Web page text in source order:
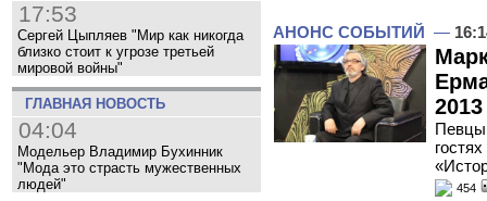
17:53
Сергей Цыпляев "Мир как никогда
близко стоит к угрозе третьей
мировой войны"
ГЛАВНАЯ НОВОСТЬ
04:04
Модельер Владимир Бухинник
"Мода это страсть мужественных
людей"
АНОНС СОБЫТИЙ —
Певцы
454